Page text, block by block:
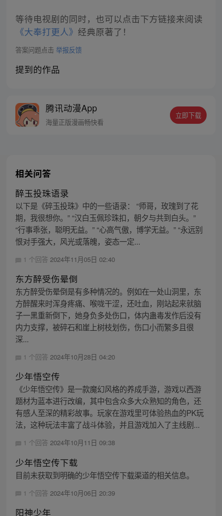
等待电视剧的同时，也可以点击下方链接来阅读
《大奉打更人》 经典原著了！
答案问题点击 举报反馈
提到的作品
腾讯动漫App
海量正版漫画畅快看
立即下载
相关问答
醉玉投珠语录
以下是《碎玉投珠》中的一些语录： “师哥，玫瑰到了花
期，我很想你。” “汉白玉佩珍珠扣，朝夕与共到白头。”
“行事乖张，聪明无益。” “心高气傲，博学无益。” “永远别
恨对手强大，风光或落魄，姿态一定...
1 个回答 2024年11月05日 02:40
东方醉受伤晕倒
东方醉受伤晕倒是有多种情况的。例如在一处山洞里，东
方醉醒来时浑身疼痛、喉咙干涩，还吐血，刚站起来就脑
子一黑重新倒下，她身负多处伤口，体内蛊毒发作后没有
内力支撑，被碎石和崖上树枝划伤，伤口小而繁多且很
深...
1 个回答 2024年10月28日 04:20
少年悟空传
《少年悟空传》是一款魔幻风格的养成手游，游戏以西游
题材为蓝本进行改编，其中包含众多大众熟知的角色，还
有感人至深的精彩故事。玩家在游戏里可体验热血的PK玩
法，这种玩法丰富了战斗体验，并且游戏加入了主线剧...
1 个回答 2024年10月11日 09:38
少年悟空传下载
目前未获取到明确的少年悟空传下载渠道的相关信息。
1 个回答 2024年10月06日 20:39
阳神少年